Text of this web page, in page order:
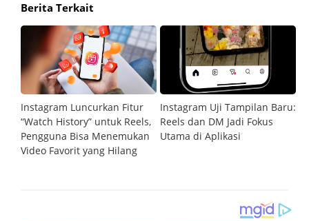
Berita Terkait
Instagram Luncurkan Fitur
“Watch History” untuk Reels,
Pengguna Bisa Menemukan
Video Favorit yang Hilang
Instagram Uji Tampilan Baru:
Reels dan DM Jadi Fokus
Utama di Aplikasi